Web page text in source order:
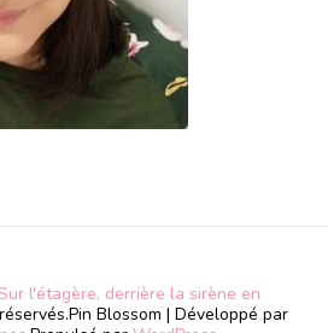
l'étagère, derrière la sirène en
Pin Blossom | Développé par